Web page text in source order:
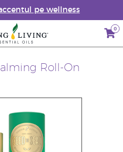
pe wellness
0
Roll-On